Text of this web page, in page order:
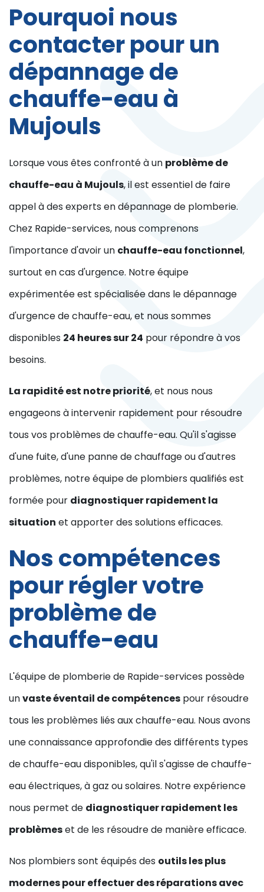
Pourquoi nous
contacter pour un
dépannage de
chauffe-eau à
Mujouls
Lorsque vous êtes confronté à un problème de
chauffe-eau à Mujouls, il est essentiel de faire
appel à des experts en dépannage de plomberie.
Chez Rapide-services, nous comprenons
l'importance d'avoir un chauffe-eau fonctionnel,
surtout en cas d'urgence. Notre équipe
expérimentée est spécialisée dans le dépannage
d'urgence de chauffe-eau, et nous sommes
disponibles 24 heures sur 24 pour répondre à vos
besoins.
La rapidité est notre priorité, et nous nous
engageons à intervenir rapidement pour résoudre
tous vos problèmes de chauffe-eau. Qu'il s'agisse
d'une fuite, d'une panne de chauffage ou d'autres
problèmes, notre équipe de plombiers qualifiés est
formée pour diagnostiquer rapidement la
situation et apporter des solutions efficaces.
Nos compétences
pour régler votre
problème de
chauffe-eau
L'équipe de plomberie de Rapide-services possède
unvaste éventail de compétences pour résoudre
tous les problèmes liés aux chauffe-eau. Nous avons
une connaissance approfondie des différents types
de chauffe-eau disponibles, qu'il s'agisse de chauffe-
eau électriques, à gaz ou solaires. Notre expérience
nous permet de diagnostiquer rapidement les
problèmeset de les résoudre de manière efficace.
Nos plombiers sont équipés des outils les plus
modernes pour effectuer des réparations avec